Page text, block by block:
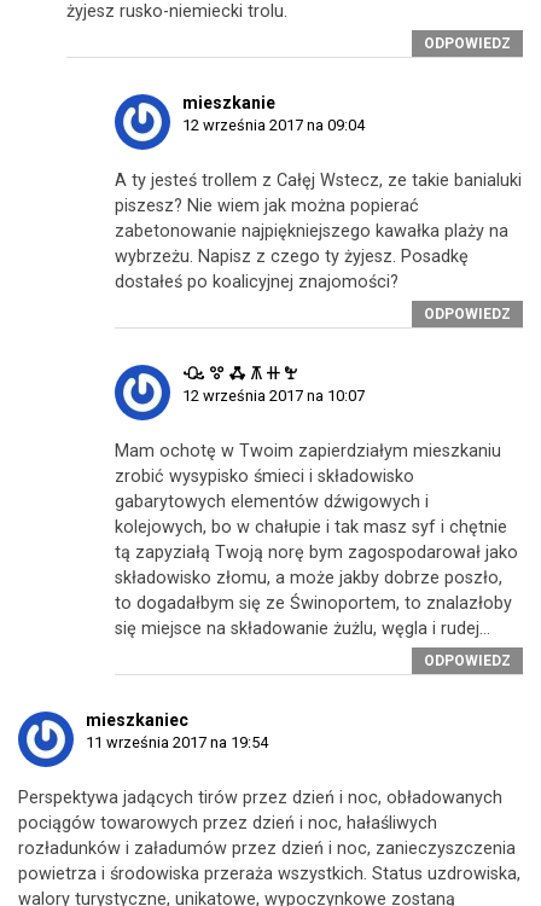
żyjesz rusko-niemiecki trolu.
ODPOWIEDZ
mieszkanie
12 września 2017 na 09:04
A ty jesteś trollem z Całęj Wstecz, ze takie banialuki
piszesz? Nie wiem jak można popierać
zabetonowanie najpiękniejszego kawałka plaży na
wybrzeżu. Napisz z czego ty żyjesz. Posadkę
dostałeś po koalicyjnej znajomości?
ODPOWIEDZ
ꘐ ꖜ ꗈ ꕧ ꔠ ꖟ
12 września 2017 na 10:07
Mam ochotę w Twoim zapierdziałym mieszkaniu
zrobić wysypisko śmieci i składowisko
gabarytowych elementów dźwigowych i
kolejowych, bo w chałupie i tak masz syf i chętnie
tą zapyziałą Twoją norę bym zagospodarował jako
składowisko złomu, a może jakby dobrze poszło,
to dogadałbym się ze Świnoportem, to znalazłoby
się miejsce na składowanie żużlu, węgla i rudej…
ODPOWIEDZ
mieszkaniec
11 września 2017 na 19:54
Perspektywa jadących tirów przez dzień i noc, obładowanych
pociągów towarowych przez dzień i noc, hałaśliwych
rozładunków i załadumów przez dzień i noc, zanieczyszczenia
powietrza i środowiska przeraża wszystkich. Status uzdrowiska,
walory turystyczne, unikatowe, wypoczynkowe zostaną